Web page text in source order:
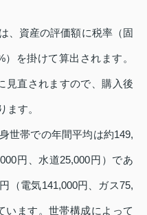
、資産の評価額に税率（固
を掛けて算出されます。
見直されますので、購入後
ます。
世帯での年間平均は約149,
円、水道25,000円）であ
（電気141,000円、ガス75,
います。世帯構成によって